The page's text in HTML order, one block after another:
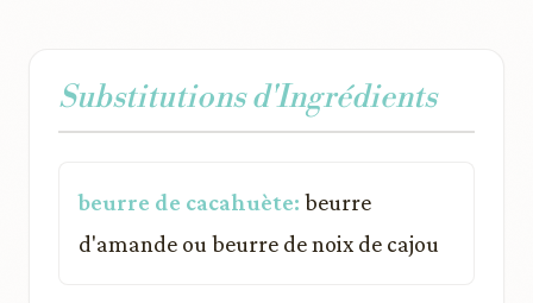
Substitutions d'Ingrédients
beurre de cacahuète: beurre
d'amande ou beurre de noix de cajou